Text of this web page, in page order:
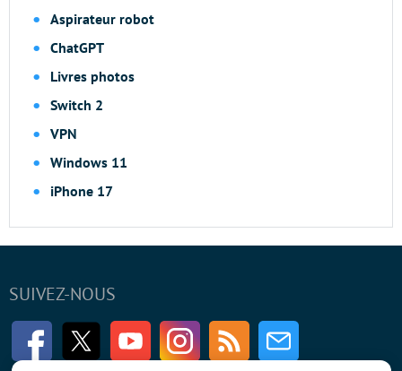
Aspirateur robot
ChatGPT
Livres photos
Switch 2
VPN
Windows 11
iPhone 17
SUIVEZ-NOUS
FacebookTwitter Youtube InstagramRSS Newsletter